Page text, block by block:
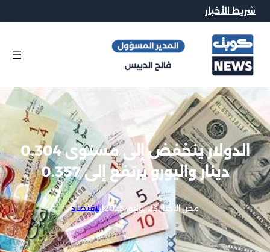
شريط الأخبار
الدولار ينخفض إلى مستوى 0.304
دينار واليورو يرتفع إلى 0.357
محرر الاخبار|23 يوليو, 2025 |الاقتصاد